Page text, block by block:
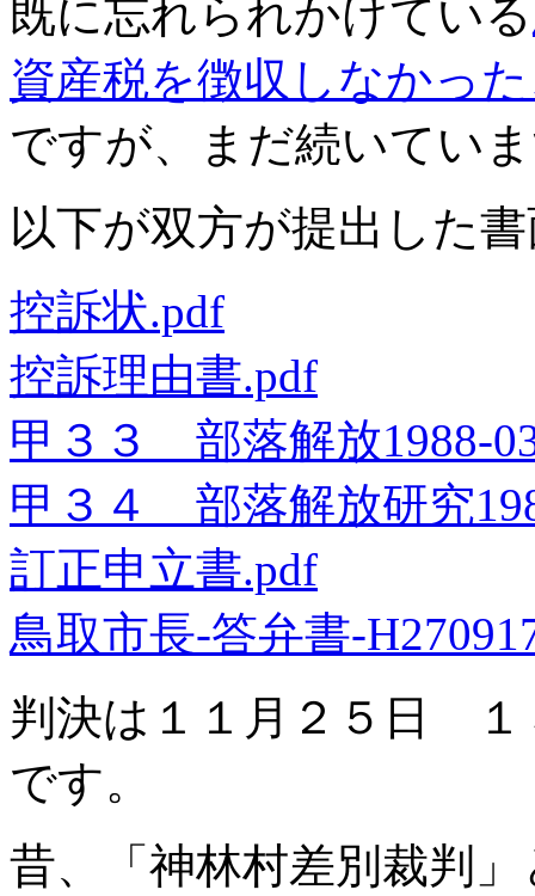
既に忘れられかけている
資産税を徴収しなかっ
ですが、まだ続いてい
以下が双方が提出した
控訴状.pdf
控訴理由書.pdf
甲３３ 部落解放1988-
甲３４ 部落解放研究
訂正申立書.pdf
鳥取市長-答弁書-
判決は１１月２５日 １
です。
昔、「神林村差別裁判